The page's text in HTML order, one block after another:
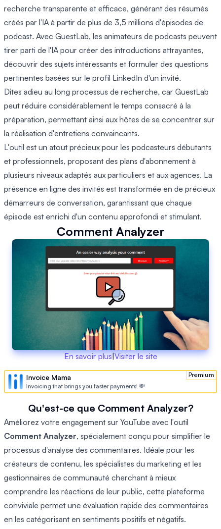
recherche transparente et efficace, générant des résumés
créés par l'IA à partir de plus de 3,5 millions d'épisodes de
podcast. Avec GuestLab, les animateurs de podcasts peuvent
tirer parti de l'IA pour créer des introductions attrayantes,
découvrir des sujets intéressants et formuler des questions
pertinentes basées sur le profil LinkedIn d'un invité.
Dites adieu au long processus de recherche, car GuestLab
peut réduire considérablement le temps consacré à la
préparation, permettant ainsi aux hôtes de se concentrer sur
la réalisation d'entretiens convaincants.
L'outil est un atout précieux pour les podcasteurs débutants
et professionnels, proposant des plans d'abonnement à
plusieurs niveaux adaptés aux particuliers et aux agences. La
présence en ligne des invités est transformée en de précieux
démarreurs de conversation, garantissant que chaque
épisode est enrichi d'un contenu approfondi et stimulant.
Comment Analyzer
En savoir plus|Visiter le site
Premium
Invoice Mama
Invoicing that brings you faster payments! 💸
Qu'est-ce que Comment Analyzer?
Améliorez votre engagement sur YouTube avec l'outil
Comment Analyzer, spécialement conçu pour simplifier le
processus d'analyse des commentaires. Idéale pour les
créateurs de contenu, les spécialistes du marketing et les
gestionnaires de communauté cherchant à mieux
comprendre les réactions de leur public, cette plateforme
conviviale permet une évaluation rapide des commentaires
en les catégorisant en sentiments positifs et négatifs.